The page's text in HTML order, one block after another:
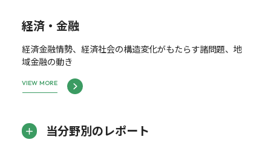
経済・金融
経済金融情勢、経済社会の構造変化がもたらす諸問題、地
域金融の動き
VIEW MORE
当分野別のレポート